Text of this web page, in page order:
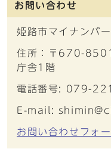
お問い合わせ
姫路市マイナンバ
住所：〒670-
庁舎1階
電話番号: 079-
E-mail:
お問い合わせフォー